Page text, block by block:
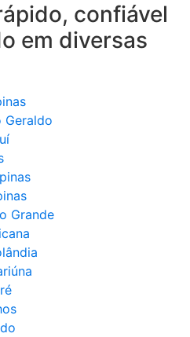
confiável
em diversas
Geraldo
Grande